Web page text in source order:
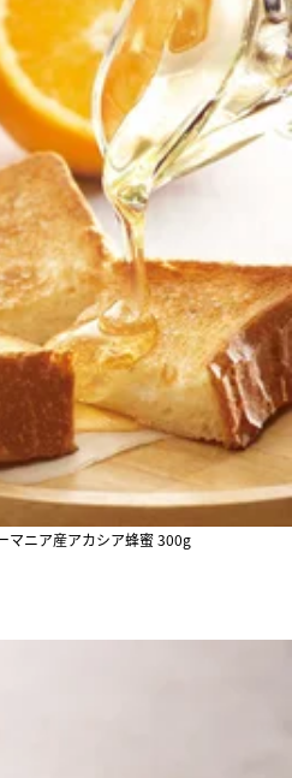
マニア産アカシア蜂蜜 300g